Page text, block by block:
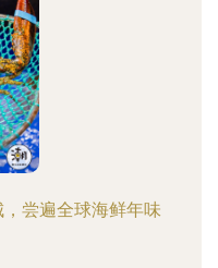
尝遍全球海鲜年味